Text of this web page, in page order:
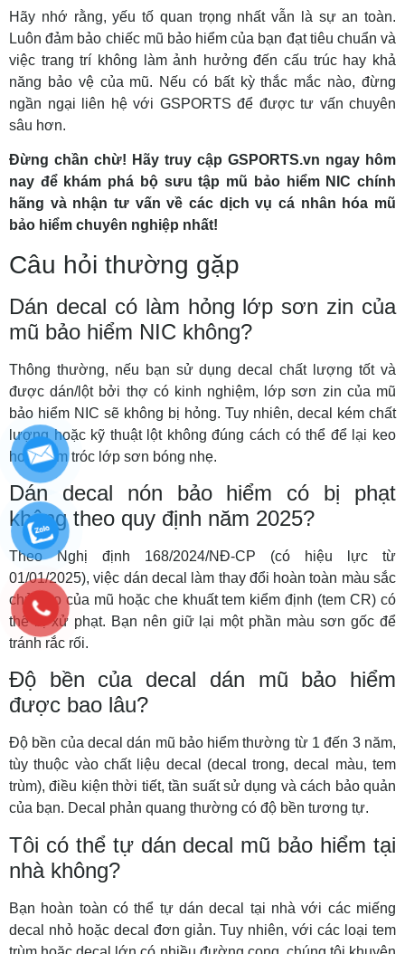
Hãy nhớ rằng, yếu tố quan trọng nhất vẫn là sự an toàn.
Luôn đảm bảo chiếc mũ bảo hiểm của bạn đạt tiêu chuẩn và
việc trang trí không làm ảnh hưởng đến cấu trúc hay khả
năng bảo vệ của mũ. Nếu có bất kỳ thắc mắc nào, đừng
ngần ngại liên hệ với GSPORTS để được tư vấn chuyên
sâu hơn.
Đừng chần chừ! Hãy truy cập GSPORTS.vn ngay hôm
nay để khám phá bộ sưu tập mũ bảo hiểm NIC chính
hãng và nhận tư vấn về các dịch vụ cá nhân hóa mũ
bảo hiểm chuyên nghiệp nhất!
Câu hỏi thường gặp
Dán decal có làm hỏng lớp sơn zin của
mũ bảo hiểm NIC không?
Thông thường, nếu bạn sử dụng decal chất lượng tốt và
được dán/lột bởi thợ có kinh nghiệm, lớp sơn zin của mũ
bảo hiểm NIC sẽ không bị hỏng. Tuy nhiên, decal kém chất
lượng hoặc kỹ thuật lột không đúng cách có thể để lại keo
hoặc làm tróc lớp sơn bóng nhẹ.
Dán decal nón bảo hiểm có bị phạt
không theo quy định năm 2025?
Theo Nghị định 168/2024/NĐ-CP (có hiệu lực từ
01/01/2025), việc dán decal làm thay đổi hoàn toàn màu sắc
chủ đạo của mũ hoặc che khuất tem kiểm định (tem CR) có
thể bị xử phạt. Bạn nên giữ lại một phần màu sơn gốc để
tránh rắc rối.
Độ bền của decal dán mũ bảo hiểm
được bao lâu?
Độ bền của decal dán mũ bảo hiểm thường từ 1 đến 3 năm,
tùy thuộc vào chất liệu decal (decal trong, decal màu, tem
trùm), điều kiện thời tiết, tần suất sử dụng và cách bảo quản
của bạn. Decal phản quang thường có độ bền tương tự.
Tôi có thể tự dán decal mũ bảo hiểm tại
nhà không?
Bạn hoàn toàn có thể tự dán decal tại nhà với các miếng
decal nhỏ hoặc decal đơn giản. Tuy nhiên, với các loại tem